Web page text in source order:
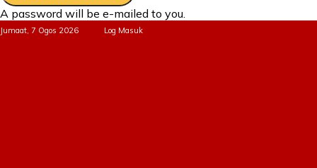
A password will be e-mailed to you.
Jumaat, 7 Ogos 2026 Log Masuk